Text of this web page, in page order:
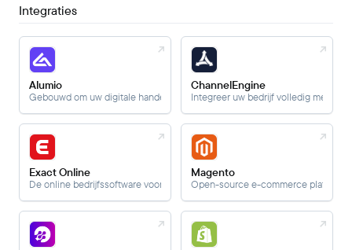
Integraties
Alumio
Gebouwd om uw digitale handelsactiviteiten te schalen en te versnellen.
ChannelEngine
Integreer uw bedrijf volledig met
Exact Online
De online bedrijfssoftware voor ondernemers en accountants.
Magento
Open-source e-commerce platform.